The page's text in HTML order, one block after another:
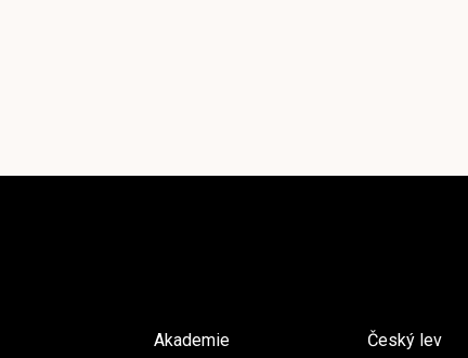
Akademie
Český lev